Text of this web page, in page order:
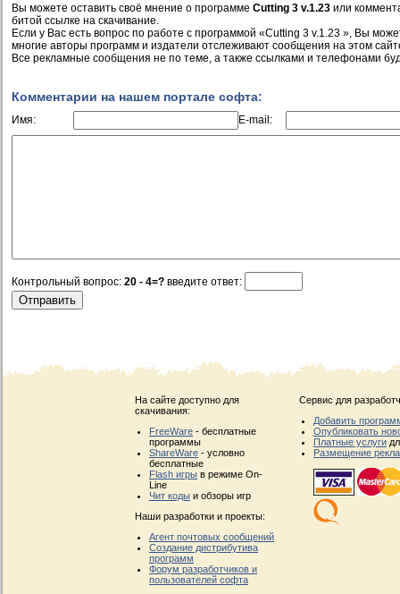
Вы можете оставить своё мнение о программе Cutting 3 v.1.23 или
битой ссылке на скачивание.
Если у Вас есть вопрос по работе с программой «Cutting 3 v.1.23 », Вы
многие авторы программ и издатели отслеживают сообщения на этом
Все рекламные сообщения не по теме, а также ссылками и телефонами
Комментарии на нашем портале софта:
Имя: E-mail:
Контрольный вопрос: 20 - 4=? введите ответ:
На сайте доступно для
скачивания:
FreeWare - бесплатные
программы
ShareWare - условно
бесплатные
Flash игры в режиме On-
Line
Чит коды и обзоры игр
Наши разработки и проекты:
Агент почтовых сообщений
Создание дистрибутива
программ
Форум разработчиков и
пользователей софта
Сервис для
Добавить
Опубликовать
Платные услуги
Размещение